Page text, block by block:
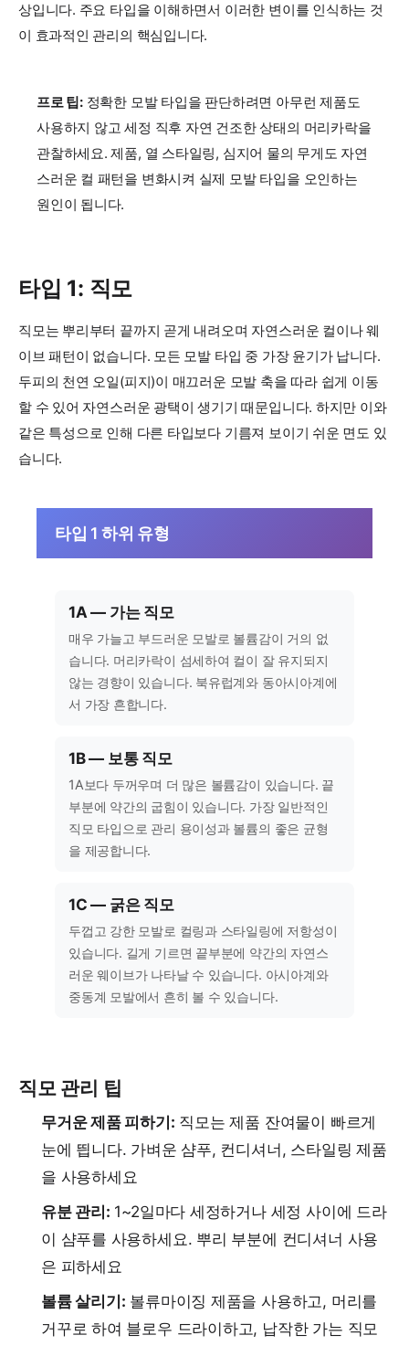
상입니다. 주요 타입을 이해하면서 이러한 변이를 인식하는 것
이 효과적인 관리의 핵심입니다.
프로 팁:정확한 모발 타입을 판단하려면 아무런 제품도
사용하지 않고 세정 직후 자연 건조한 상태의 머리카락을
관찰하세요. 제품, 열 스타일링, 심지어 물의 무게도 자연
스러운 컬 패턴을 변화시켜 실제 모발 타입을 오인하는
원인이 됩니다.
타입 1: 직모
직모는 뿌리부터 끝까지 곧게 내려오며 자연스러운 컬이나 웨
이브 패턴이 없습니다. 모든 모발 타입 중 가장 윤기가 납니다.
두피의 천연 오일(피지)이 매끄러운 모발 축을 따라 쉽게 이동
할 수 있어 자연스러운 광택이 생기기 때문입니다. 하지만 이와
같은 특성으로 인해 다른 타입보다 기름져 보이기 쉬운 면도 있
습니다.
타입 1 하위 유형
1A — 가는 직모
매우 가늘고 부드러운 모발로 볼륨감이 거의 없
습니다. 머리카락이 섬세하여 컬이 잘 유지되지
않는 경향이 있습니다. 북유럽계와 동아시아계에
서 가장 흔합니다.
1B — 보통 직모
1A보다 두꺼우며 더 많은 볼륨감이 있습니다. 끝
부분에 약간의 굽힘이 있습니다. 가장 일반적인
직모 타입으로 관리 용이성과 볼륨의 좋은 균형
을 제공합니다.
1C — 굵은 직모
두껍고 강한 모발로 컬링과 스타일링에 저항성이
있습니다. 길게 기르면 끝부분에 약간의 자연스
러운 웨이브가 나타날 수 있습니다. 아시아계와
중동계 모발에서 흔히 볼 수 있습니다.
직모 관리 팁
무거운 제품 피하기: 직모는 제품 잔여물이 빠르게
눈에 띕니다. 가벼운 샴푸, 컨디셔너, 스타일링 제품
을 사용하세요
유분 관리: 1~2일마다 세정하거나 세정 사이에 드라
이 샴푸를 사용하세요. 뿌리 부분에 컨디셔너 사용
은 피하세요
볼륨 살리기: 볼류마이징 제품을 사용하고, 머리를
거꾸로 하여 블로우 드라이하고, 납작한 가는 직모